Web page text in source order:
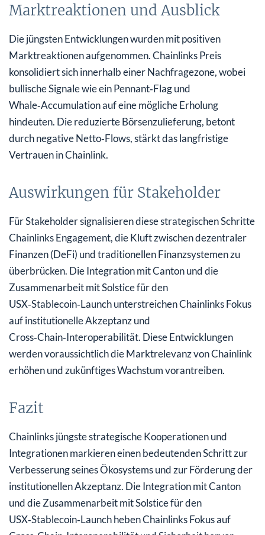
Marktreaktionen und Ausblick
Die jüngsten Entwicklungen wurden mit positiven
Marktreaktionen aufgenommen. Chainlinks Preis
konsolidiert sich innerhalb einer Nachfragezone, wobei
bullische Signale wie ein Pennant‑Flag und
Whale‑Accumulation auf eine mögliche Erholung
hindeuten. Die reduzierte Börsenzulieferung, betont
durch negative Netto‑Flows, stärkt das langfristige
Vertrauen in Chainlink.
Auswirkungen für Stakeholder
Für Stakeholder signalisieren diese strategischen Schritte
Chainlinks Engagement, die Kluft zwischen dezentraler
Finanzen (DeFi) und traditionellen Finanzsystemen zu
überbrücken. Die Integration mit Canton und die
Zusammenarbeit mit Solstice für den
USX‑Stablecoin‑Launch unterstreichen Chainlinks Fokus
auf institutionelle Akzeptanz und
Cross‑Chain‑Interoperabilität. Diese Entwicklungen
werden voraussichtlich die Marktrelevanz von Chainlink
erhöhen und zukünftiges Wachstum vorantreiben.
Fazit
Chainlinks jüngste strategische Kooperationen und
Integrationen markieren einen bedeutenden Schritt zur
Verbesserung seines Ökosystems und zur Förderung der
institutionellen Akzeptanz. Die Integration mit Canton
und die Zusammenarbeit mit Solstice für den
USX‑Stablecoin‑Launch heben Chainlinks Fokus auf